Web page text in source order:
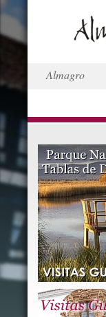
Almagro